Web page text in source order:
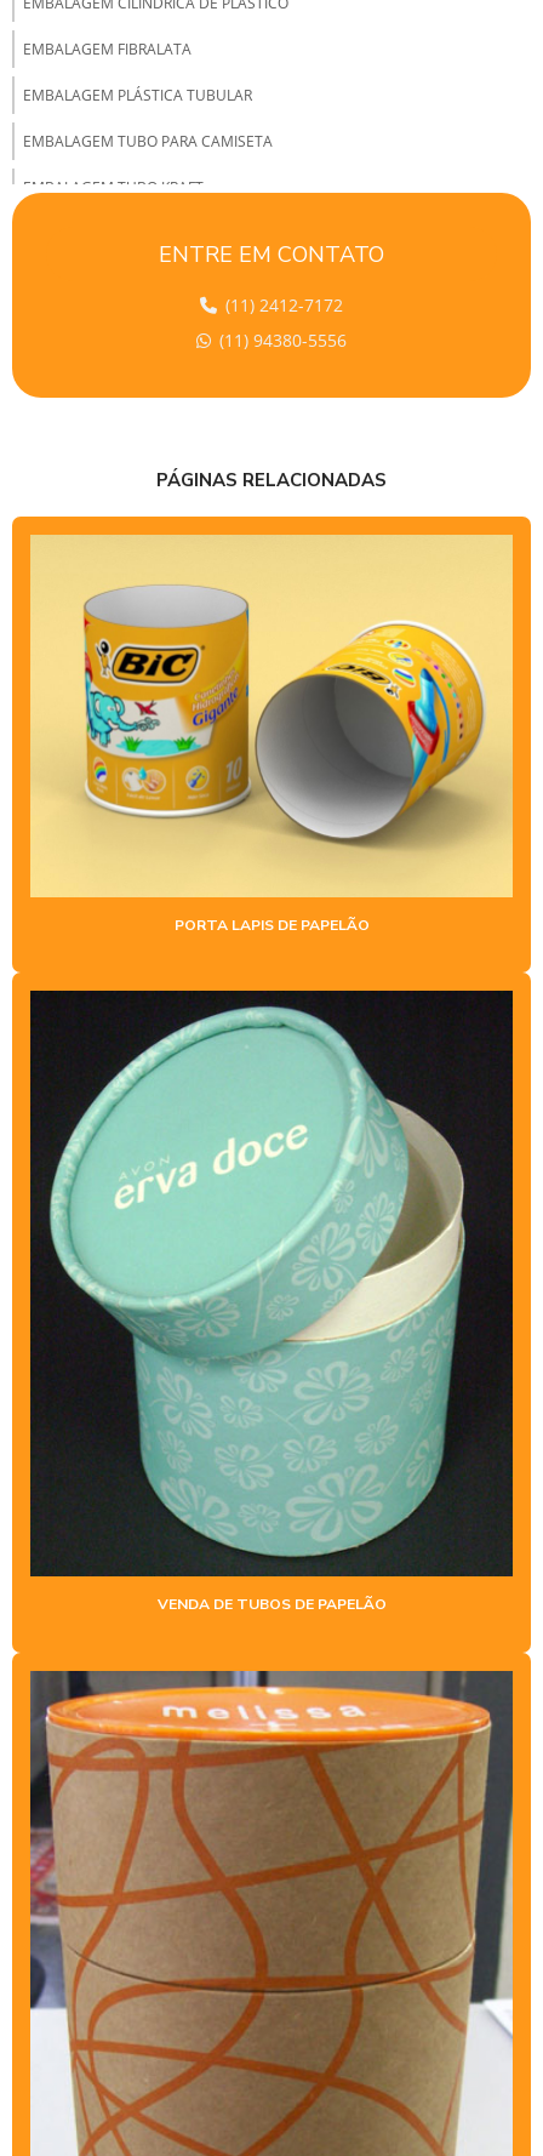
EMBALAGEM FIBRALATA
EMBALAGEM PLÁSTICA TUBULAR
EMBALAGEM TUBO PARA CAMISETA
EMBALAGEM TUBO KRAFT
EMBALAGENS TUBULARES POLIPROPILENO
FABRICA DE TUBOS DE PAPELÃO
FABRICANTES DE TUBETES DE PAPEL
FABRICANTES DE TUBETES DE PAPELÃO
FORNECEDORES DE TUBETES DE PAPELÃO
INDÚSTRIA DE TUBETES DE PAPEL
INDÚSTRIA DE TUBOS DE PAPELÕES
PORTA LAPIS DE PAPELÃO
TUBETE PARA EMBALAGEM
TUBETES DE PAPELÃO
TUBETES DE PAPELÃO PREÇO
TUBETES DE PLÁSTICO
TUBO CORREIO
TUBO PARA ENVIO DE PÔSTER
TUBO FIBRALATA
TUBO LATA PERSONALIZADO
TUBO DE PAPELÃO
TUBO DE PAPELÃO PARA PERFUME
TUBO POSTAL COMPRAR
TUBO POSTAL PREÇO
TUBOS PLÁSTICO POLIPROPILENO
VENDA DE TUBOS DE PAPELÃO
ENTRE EM CONTATO
(11) 2412-7172
(11) 94380-5556
PÁGINAS RELACIONADAS
PORTA LAPIS DE PAPELÃO
VENDA DE TUBOS DE PAPELÃO